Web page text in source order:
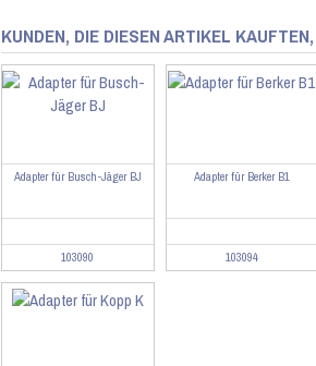
KUNDEN, DIE DIESEN ARTIKEL
Adapter für Busch-Jäger BJ
103090
Adapter für Berker B1
103094